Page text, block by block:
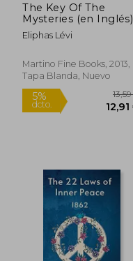
The Key Of The
Mysteries (en Inglés)
Eliphas Lévi
Martino Fine Books, 2013,
Tapa Blanda, Nuevo